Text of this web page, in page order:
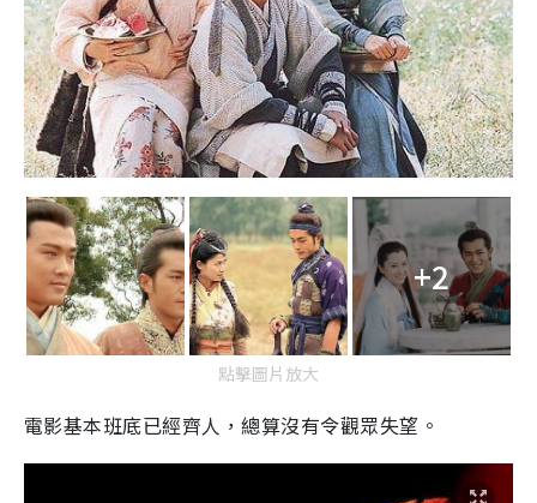
+2
點擊圖片放大
電影基本班底已經齊人，總算沒有令觀眾失望。